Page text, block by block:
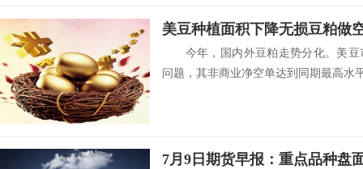
美豆种植面积下降无损豆粕做
今年，国内外豆粕走势分化。美豆
问题，其非商业净空单达到同期最高水
7月9日期货早报：重点品种盘